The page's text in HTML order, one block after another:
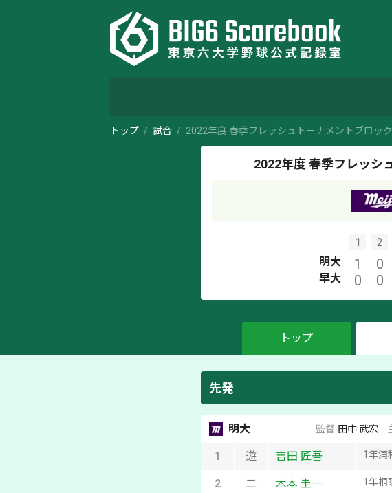
トップ 試合 2022年度 春季フレッシュトーナメントブロッ
2022年度 春季フレッシ
1 2
明大 1 0
早大 0 0
トップ
先発
明大 監督 田中 武宏
1 遊 吉田 匠吾 1 年浦
2 二 木本 圭一 1 年桐